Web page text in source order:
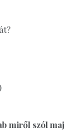
miről szól